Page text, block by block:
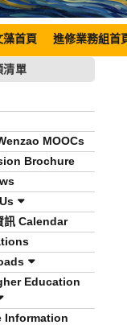
藻首頁 進修業務組首
清單
MOOCs
Brochure
訊 Calendar
Education
Information